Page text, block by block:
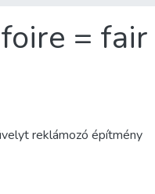
= fair
reklámozó építmény